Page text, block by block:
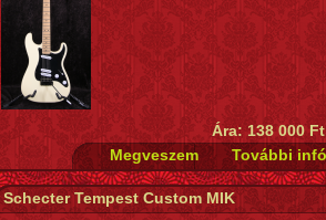
Ára: 138 000 Ft
Schecter Tempest Custom MIK